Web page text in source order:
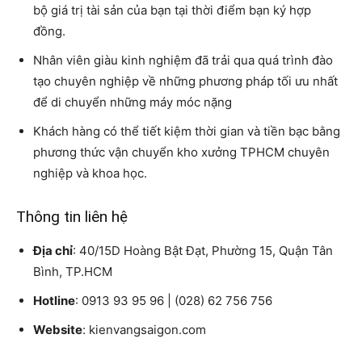
bộ giá trị tài sản của bạn tại thời điểm bạn ký hợp
đồng.
Nhân viên giàu kinh nghiệm đã trải qua quá trình đào
tạo chuyên nghiệp về những phương pháp tối ưu nhất
để di chuyển những máy móc nặng
Khách hàng có thể tiết kiệm thời gian và tiền bạc bằng
phương thức vận chuyển kho xưởng TPHCM chuyên
nghiệp và khoa học.
Thông tin liên hệ
Địa chỉ: 40/15D Hoàng Bật Đạt, Phường 15, Quận Tân
Bình, TP.HCM
Hotline: 0913 93 95 96 | (028) 62 756 756
Website: kienvangsaigon.com